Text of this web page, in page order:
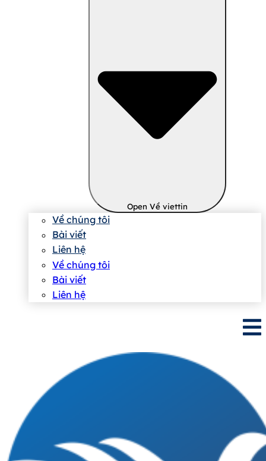
Open Về viettin
Về chúng tôi
Bài viết
Liên hệ
Về chúng tôi
Bài viết
Liên hệ